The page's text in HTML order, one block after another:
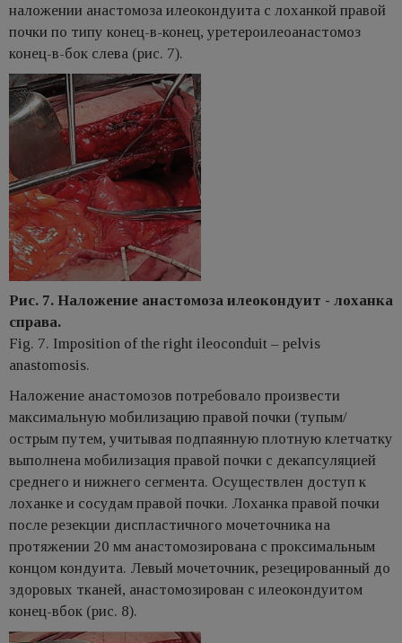
наложении анастомоза илеокондуита с лоханкой правой
почки по типу конец-в-конец, уретероилеоанастомоз
конец-в-бок слева (рис. 7).
Рис. 7. Наложение анастомоза илеокондуит - лоханка
справа.
Fig. 7. Imposition of the right ileoconduit – pelvis
anastomosis.
Наложение анастомозов потребовало произвести
максимальную мобилизацию правой почки (тупым/
острым путем, учитывая подпаянную плотную клетчатку
выполнена мобилизация правой почки с декапсуляцией
среднего и нижнего сегмента. Осуществлен доступ к
лоханке и сосудам правой почки. Лоханка правой почки
после резекции диспластичного мочеточника на
протяжении 20 мм анастомозирована с проксимальным
концом кондуита. Левый мочеточник, резецированный до
здоровых тканей, анастомозирован с илеокондуитом
конец-вбок (рис. 8).